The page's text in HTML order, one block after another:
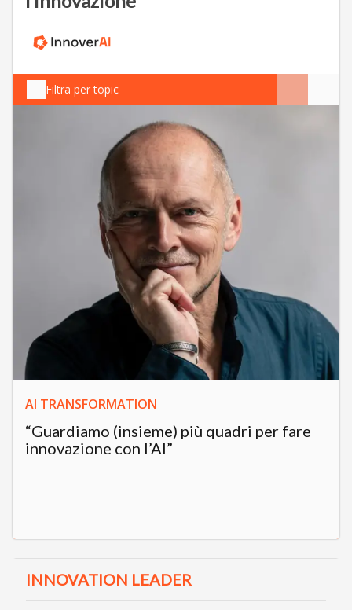
Filtra per topic
AI TRANSFORMATION
“Guardiamo (insieme) più quadri per fare
innovazione con l’AI”
INNOVATION LEADER